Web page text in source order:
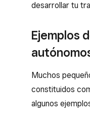
desarrollar tu
Ejemplos
Muchos
constituidos
algunos